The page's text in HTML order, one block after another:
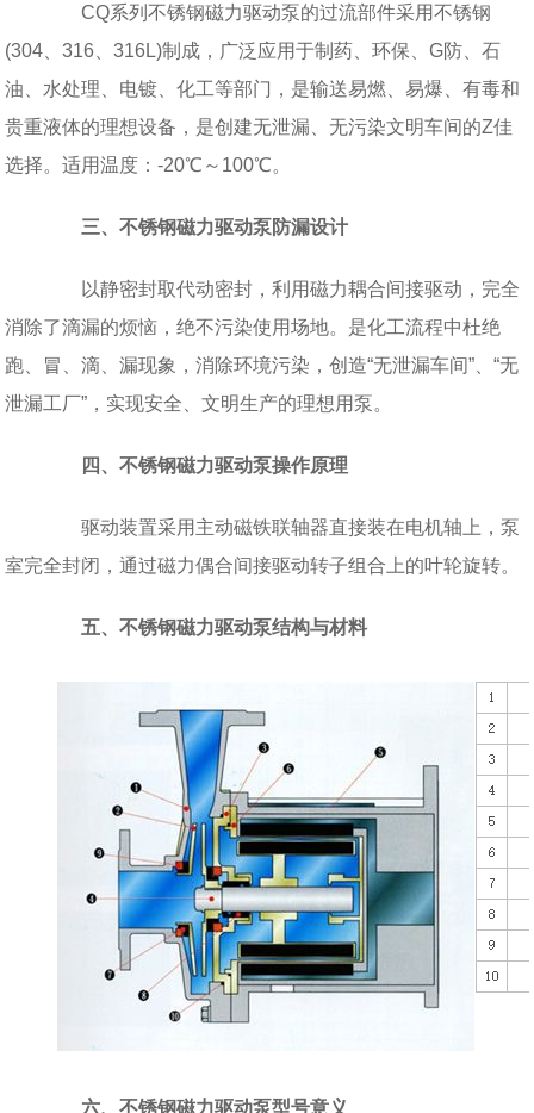
CQ系列不锈钢磁力驱动泵的过流部件采用不锈钢
(304、316、316L)制成，广泛应用于制药、环保、G防、石
油、水处理、电镀、化工等部门，是输送易燃、易爆、有毒和
贵重液体的理想设备，是创建无泄漏、无污染文明车间的Z佳
选择。适用温度：-20℃～100℃。
三、不锈钢磁力驱动泵防漏设计
以静密封取代动密封，利用磁力耦合间接驱动，完全
消除了滴漏的烦恼，绝不污染使用场地。是化工流程中杜绝
跑、冒、滴、漏现象，消除环境污染，创造“无泄漏车间”、“无
泄漏工厂”，实现安全、文明生产的理想用泵。
四、不锈钢磁力驱动泵操作原理
驱动装置采用主动磁铁联轴器直接装在电机轴上，泵
室完全封闭，通过磁力偶合间接驱动转子组合上的叶轮旋转。
五、不锈钢磁力驱动泵结构与材料
六、不锈钢磁力驱动泵型号意义